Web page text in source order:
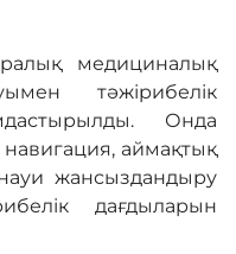
медициналық
тәжірибелік
Онда
аймақтық
жансыздандыру
дағдыларын